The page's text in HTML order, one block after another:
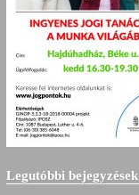
Legutóbbi bejegyzések